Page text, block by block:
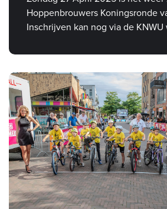
Hoppenbrouwers Koningsronde
Inschrijven kan nog via de KNWU